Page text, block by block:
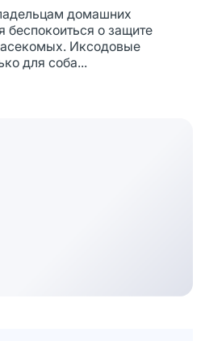
домашних
беспокоиться о защите
Иксодовые
для соба...